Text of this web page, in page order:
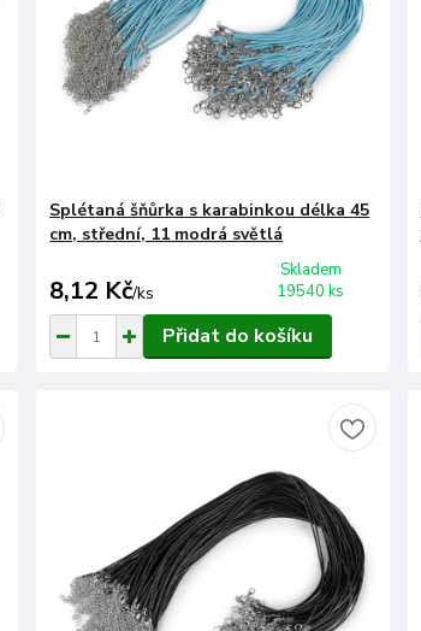
Splétaná šňůrka s karabinkou délka 45
cm, střední, 11 modrá světlá
8,12 Kč/ks
Skladem
19540 ks
Přidat do košíku